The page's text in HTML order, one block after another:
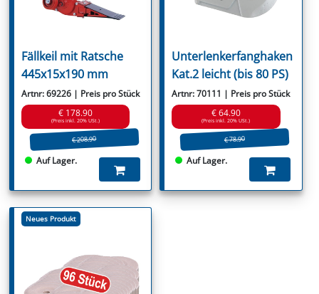
Fällkeil mit Ratsche
445x15x190 mm
Artnr: 69226 | Preis pro Stück
€ 178.90
(Preis inkl. 20% USt.)
€ 208.90
Auf Lager.
Unterlenkerfanghaken
Kat.2 leicht (bis 80 PS)
Artnr: 70111 | Preis pro Stück
€ 64.90
(Preis inkl. 20% USt.)
€ 78.90
Auf Lager.
Neues Produkt